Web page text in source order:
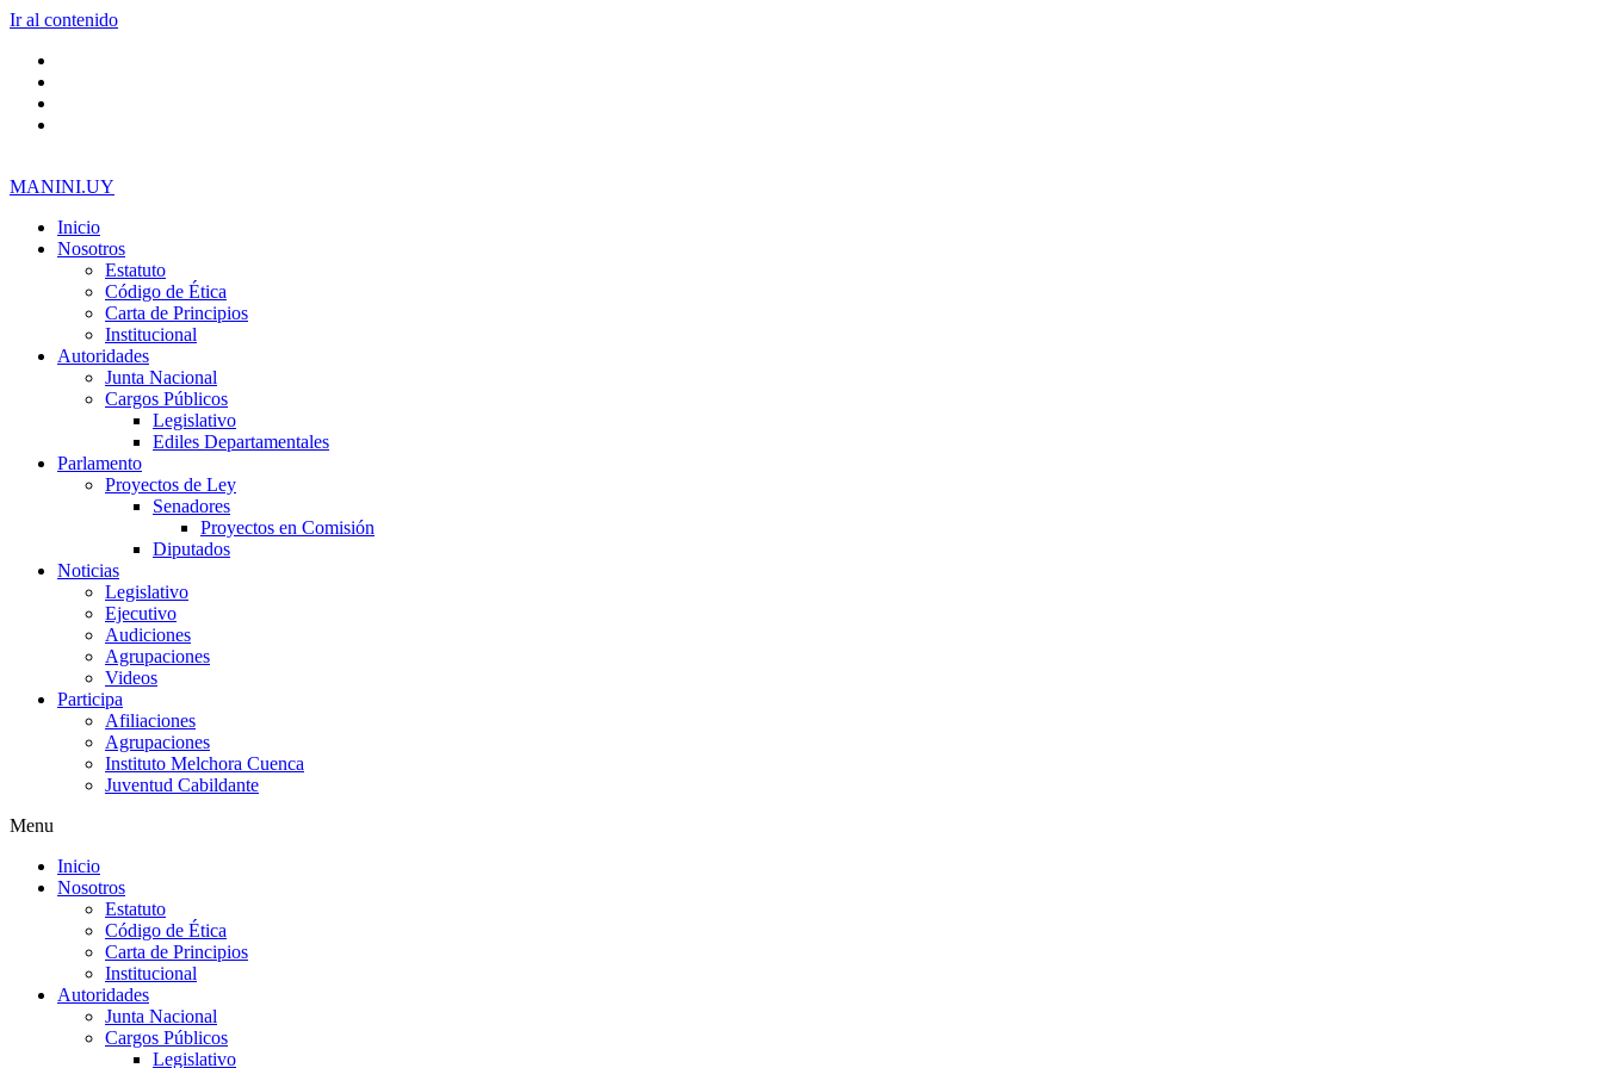
Ir al contenido
MANINI.UY
Inicio
Nosotros
Estatuto
Código de Ética
Carta de Principios
Institucional
Autoridades
Junta Nacional
Cargos Públicos
Legislativo
Ediles Departamentales
Parlamento
Proyectos de Ley
Senadores
Proyectos en Comisión
Diputados
Noticias
Legislativo
Ejecutivo
Audiciones
Agrupaciones
Videos
Participa
Afiliaciones
Agrupaciones
Instituto Melchora Cuenca
Juventud Cabildante
Menu
Inicio
Nosotros
Estatuto
Código de Ética
Carta de Principios
Institucional
Autoridades
Junta Nacional
Cargos Públicos
Legislativo